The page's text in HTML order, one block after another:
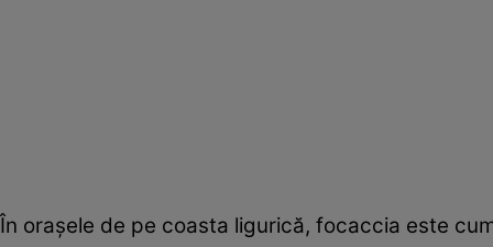
În orașele de pe coasta ligurică, focaccia este